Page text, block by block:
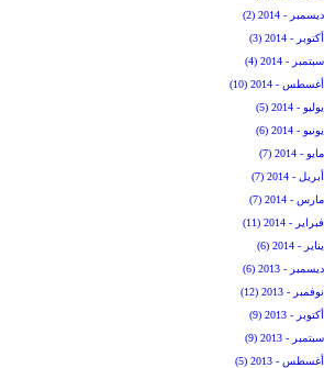
ديسمبر - 2014 (2)
أكتوبر - 2014 (3)
سبتمبر - 2014 (4)
أغسطس - 2014 (10)
يوليو - 2014 (5)
يونيو - 2014 (6)
مايو - 2014 (7)
أبريل - 2014 (7)
مارس - 2014 (7)
فبراير - 2014 (11)
يناير - 2014 (6)
ديسمبر - 2013 (6)
نوفمبر - 2013 (12)
أكتوبر - 2013 (9)
سبتمبر - 2013 (9)
أغسطس - 2013 (5)